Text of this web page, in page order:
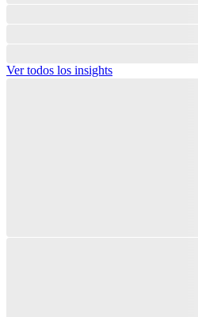
Ver todos los insights